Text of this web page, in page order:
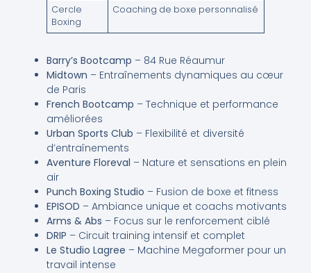
Cercle
Boxing
Coaching de boxe personnalisé
Barry’s Bootcamp – 84 Rue Réaumur
Midtown – Entraînements dynamiques au cœur
de Paris
French Bootcamp – Technique et performance
améliorées
Urban Sports Club – Flexibilité et diversité
d’entraînements
Aventure Floreval – Nature et sensations en plein
air
Punch Boxing Studio – Fusion de boxe et fitness
EPISOD – Ambiance unique et coachs motivants
Arms & Abs – Focus sur le renforcement ciblé
DRIP – Circuit training intensif et complet
Le Studio Lagree – Machine Megaformer pour un
travail intense